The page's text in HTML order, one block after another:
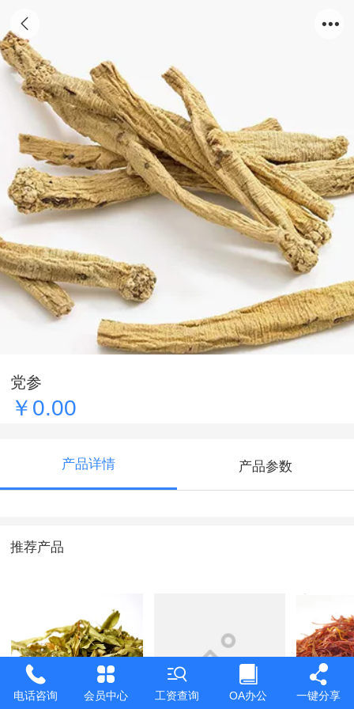
党参
￥0.00
产品详情 产品参数
推荐产品
柴胡 产品2 藏红花
电话咨询 会员中心 工资查询 OA办公 一键分享